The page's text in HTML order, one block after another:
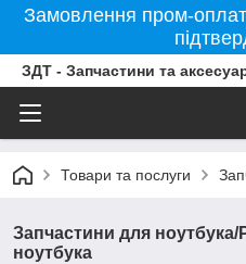
Замовлення пром-
ЗДТ - Запчастини та
Товари та послуги
Запчастини для
ноутбука